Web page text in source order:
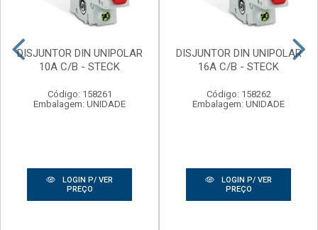
DISJUNTOR DIN UNIPOLAR
10A C/B - STECK
Código: 158261
Embalagem: UNIDADE
LOGIN P/ VER
PREÇO
DISJUNTOR DIN UNIPOLAR
16A C/B - STECK
Código: 158262
Embalagem: UNIDADE
LOGIN P/ VER
PREÇO